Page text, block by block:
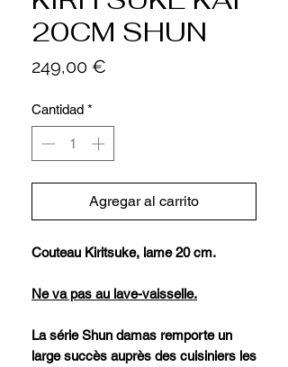
20CM SHUN
249,00 €
Cantidad *
Agregar al carrito
Couteau Kiritsuke, lame 20 cm.
Ne va pas au lave-vaisselle.
La série Shun damas remporte un
large succès auprès des cuisiniers les